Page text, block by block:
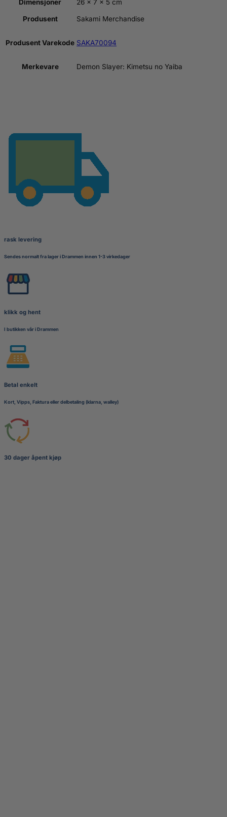
Dimensjoner
26 × 7 × 5 cm
Produsent Sakami Merchandise
Produsent Varekode SAKA70094
Merkevare Demon Slayer: Kimetsu no Yaiba
rask levering
Sendes normalt fra lager i Drammen innen 1-3 virkedager
klikk og hent
I butikken vår i Drammen
Betal enkelt
Kort, Vipps, Faktura eller delbetaling (klarna, walley)
30 dager åpent kjøp